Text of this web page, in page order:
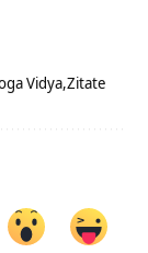
Vidya Zitate